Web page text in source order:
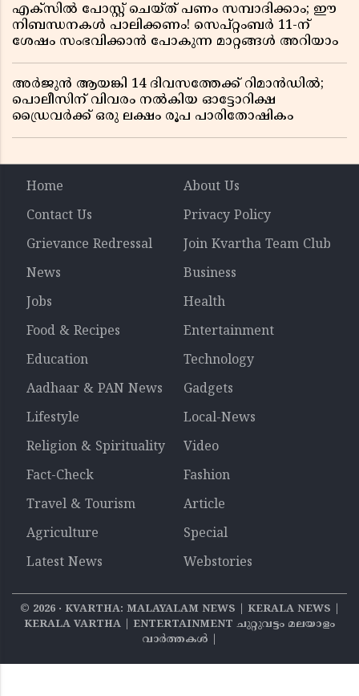
എക്സിൽ പോസ്റ്റ് ചെയ്ത് പണം സമ്പാദിക്കാം; ഈ
നിബന്ധനകൾ പാലിക്കണം! സെപ്റ്റംബർ 11-ന്
ശേഷം സംഭവിക്കാൻ പോകുന്ന മാറ്റങ്ങൾ അറിയാം
അർജുൻ ആയങ്കി 14 ദിവസത്തേക്ക് റിമാൻഡിൽ;
പൊലീസിന് വിവരം നൽകിയ ഓട്ടോറിക്ഷ
ഡ്രൈവർക്ക് ഒരു ലക്ഷം രൂപ പാരിതോഷികം
Home
About Us
Contact Us
Privacy Policy
Grievance Redressal
Join Kvartha Team Club
News
Business
Jobs
Health
Food & Recipes
Entertainment
Education
Technology
Aadhaar & PAN News
Gadgets
Lifestyle
Local-News
Religion & Spirituality
Video
Fact-Check
Fashion
Travel & Tourism
Article
Agriculture
Special
Latest News
Webstories
© 2026‧ KVARTHA: MALAYALAM NEWS | KERALA NEWS |
KERALA VARTHA | ENTERTAINMENT ചുറ്റുവട്ടം മലയാളം
വാര്‍ത്തകൾ |